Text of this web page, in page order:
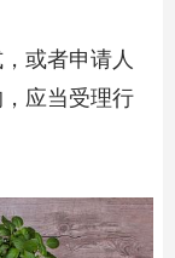
或者申请人
应当受理行